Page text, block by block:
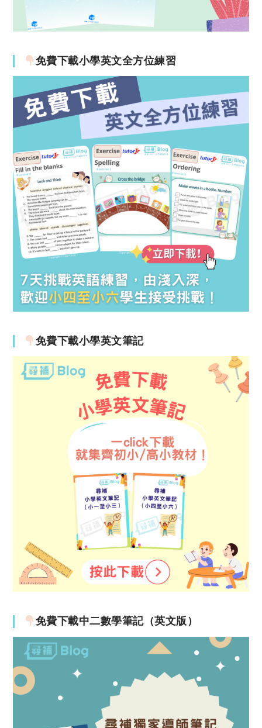
免費下載小學英文全方位練習
免費下載小學英文筆記
免費下載中二數學筆記（英文版）